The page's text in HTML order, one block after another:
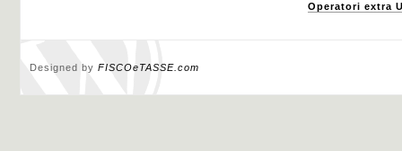
Operatori extra
Designed by FISCOeTASSE.com